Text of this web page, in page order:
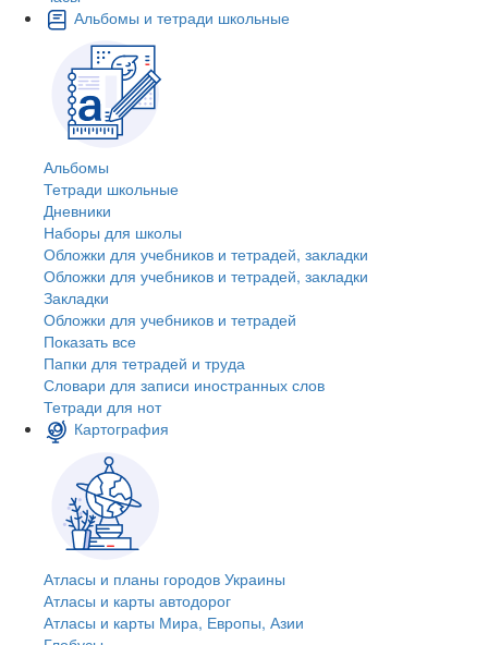
Альбомы и тетради школьные
Альбомы
Тетради школьные
Дневники
Наборы для школы
Обложки для учебников и тетрадей, закладки
Обложки для учебников и тетрадей, закладки
Закладки
Обложки для учебников и тетрадей
Показать все
Папки для тетрадей и труда
Словари для записи иностранных слов
Тетради для нот
Картография
Атласы и планы городов Украины
Атласы и карты автодорог
Атласы и карты Мира, Европы, Азии